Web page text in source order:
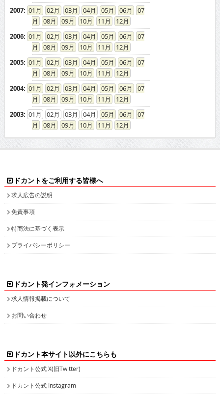
2007: 01 02 03 04 05 06
07
08
09 10 11
12
2006: 01 02 03 04 05 06
07
08
09 10 11
12
2005: 01 02 03 04 05 06
07
08
09 10 11
12
2004: 01 02 03 04 05 06
07
08
09 10 11
12
2003: 01 02 03 04 05 06
07
08
09 10 11 12
ドカントをご利用する皆様へ
求人広告の説明
免責事項
特商法に基づく表示
プライバシーポリシー
ドカント発インフォメーション
求人情報掲載について
お問い合わせ
ドカント本サイト以外にこちらも
ドカント公式 X(旧Twitter)
ドカント公式 Instagram